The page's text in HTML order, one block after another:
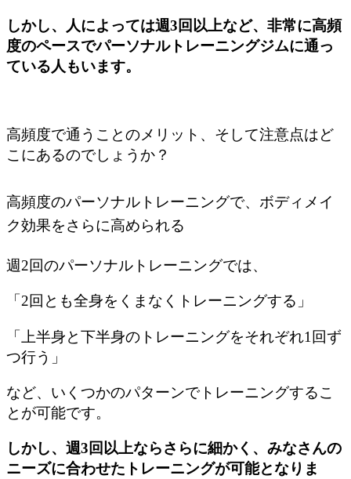
しかし、人によっては週3回以上など、非常に高頻
度のペースでパーソナルトレーニングジムに通っ
ている人もいます。
高頻度で通うことのメリット、そして注意点はど
こにあるのでしょうか？
高頻度のパーソナルトレーニングで、ボディメイ
ク効果をさらに高められる
週2回のパーソナルトレーニングでは、
「2回とも全身をくまなくトレーニングする」
「上半身と下半身のトレーニングをそれぞれ1回ず
つ行う」
など、いくつかのパターンでトレーニングするこ
とが可能です。
しかし、週3回以上ならさらに細かく、みなさんの
ニーズに合わせたトレーニングが可能となりま